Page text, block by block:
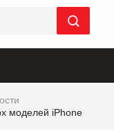
моделей iPhone